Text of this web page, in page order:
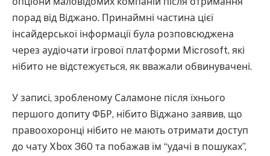
порад від Віджано. Принаймні частина цієї
інсайдерської інформації була розповсюджена
через аудіочати ігрової платформи Microsoft, які
нібито не відстежується, як вважали обвинувачені.
У записі, зробленому Саламоне після їхнього
першого допиту ФБР, нібито Віджано заявив, що
правоохоронці нібито не мають отримати доступ
до чату Xbox 360 та побажав їм “удачі в пошуках”,